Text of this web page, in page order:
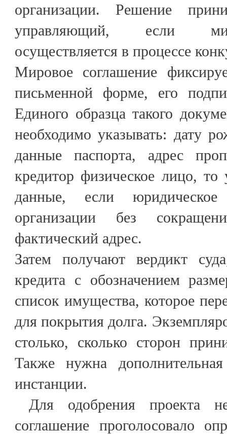
организации. Решение
управляющий, если
осуществляется в процессе
Мировое соглашение
письменной форме, его
Единого образца такого
необходимо указывать: дату
данные паспорта, адрес
кредитор физическое лицо,
данные, если
организации без
фактический адрес.
Затем получают вердикт
кредита с обозначением
список имущества, которое
для покрытия долга.
столько, сколько сторон
Также нужна
инстанции.
Для одобрения проекта
соглашение проголосовало